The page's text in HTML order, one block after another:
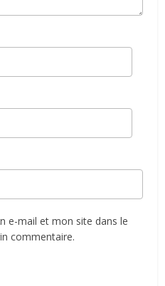
e-mail et mon site dans le
commentaire.